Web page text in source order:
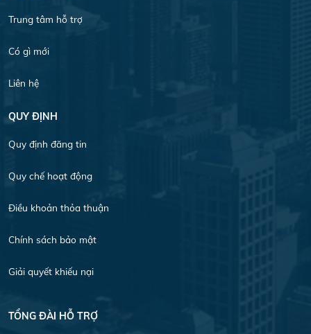
Trung tâm hỗ trợ
Có gì mới
Liên hệ
QUY ĐỊNH
Quy định đăng tin
Quy chế hoạt động
Điều khoản thỏa thuận
Chính sách bảo mật
Giải quyết khiếu nại
TỔNG ĐÀI HỖ TRỢ